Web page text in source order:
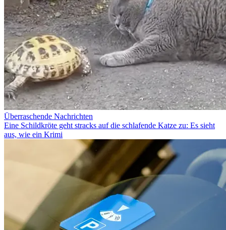
Überraschende Nachrichten
Eine Schildkröte geht stracks auf die schlafende Katze zu: Es sieht
aus, wie ein Krimi